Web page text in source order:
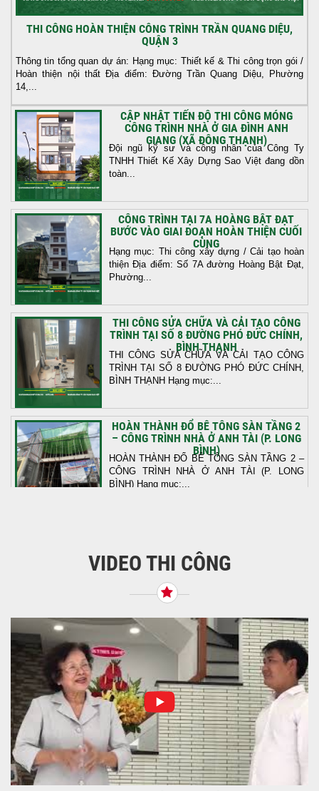
THI CÔNG HOÀN THIỆN CÔNG TRÌNH TRẦN QUANG DIỆU,
QUẬN 3
Thông tin tổng quan dự án: Hạng mục: Thiết kế & Thi công trọn gói /
Hoàn thiện nội thất Địa điểm: Đường Trần Quang Diệu, Phường
14,...
CẬP NHẬT TIẾN ĐỘ THI CÔNG MÓNG
CÔNG TRÌNH NHÀ Ở GIA ĐÌNH ANH
GIANG (XÃ ĐÔNG THẠNH)
Đội ngũ kỹ sư và công nhân của Công Ty
TNHH Thiết Kế Xây Dựng Sao Việt đang dồn
toàn...
CÔNG TRÌNH TẠI 7A HOÀNG BẬT ĐẠT
BƯỚC VÀO GIAI ĐOẠN HOÀN THIỆN CUỐI
CÙNG
Hạng mục: Thi công xây dựng / Cải tạo hoàn
thiện Địa điểm: Số 7A đường Hoàng Bật Đạt,
Phường...
THI CÔNG SỬA CHỮA VÀ CẢI TẠO CÔNG
TRÌNH TẠI SỐ 8 ĐƯỜNG PHÓ ĐỨC CHÍNH,
BÌNH THẠNH
THI CÔNG SỬA CHỮA VÀ CẢI TẠO CÔNG
TRÌNH TẠI SỐ 8 ĐƯỜNG PHÓ ĐỨC CHÍNH,
BÌNH THẠNH Hạng mục:...
HOÀN THÀNH ĐỔ BÊ TÔNG SÀN TẦNG 2
– CÔNG TRÌNH NHÀ Ở ANH TÀI (P. LONG
BÌNH)
HOÀN THÀNH ĐỔ BÊ TÔNG SÀN TẦNG 2 –
CÔNG TRÌNH NHÀ Ở ANH TÀI (P. LONG
BÌNH) Hạng mục:...
Tiếp nối sự tin tưởng từ quý khách hàng, vừa
qua Công Ty TNHH Thiết Kế Xây Dựng Sao
NHẬN CHÌA KHÓA – TRAO TỔ ẤM MỚI
TẠI PHƯỜNG AN LẠC
Địa điểm: Đường Lâm Hoành, phường An
LạcGia chủ: Anh Kỳ Xây Dựng Sao Việt chính
thức hoàn tất và...
VIDEO THI CÔNG